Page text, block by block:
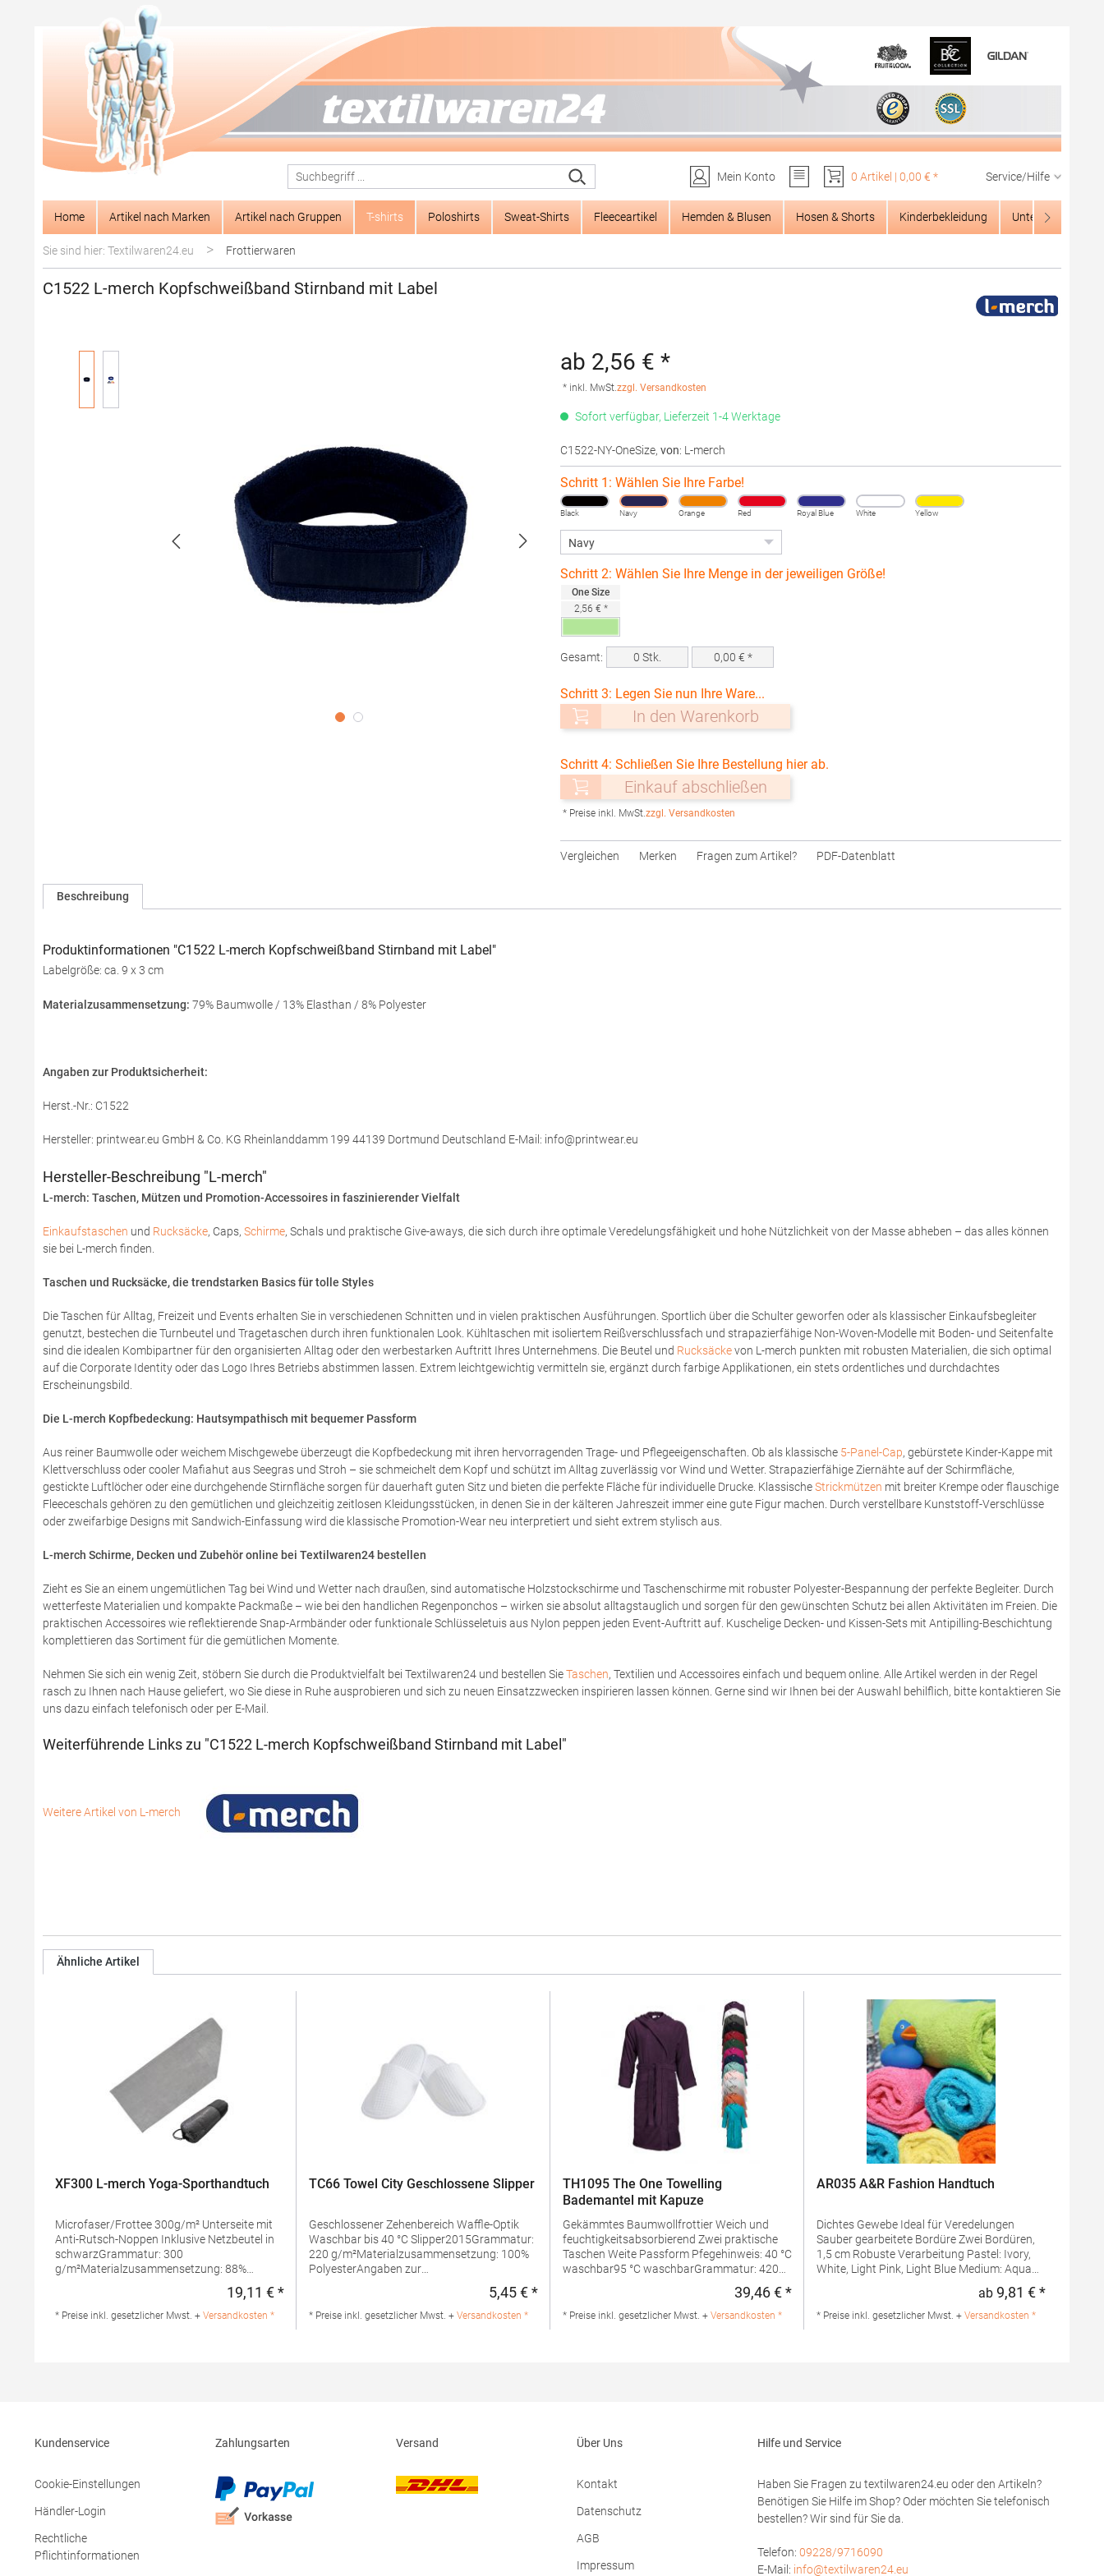
Zur Hauptnavigation springen
Mein Konto
0 Artikel | 0,00 € * Service/Hilfe
Home Artikel nach Marken Artikel nach Gruppen T-shirts Poloshirts Sweat-Shirts Fleeceartikel Hemden & Blusen Hosen & Shorts Kinderbekleidung Unterwäsche
Sie sind hier: Textilwaren24.eu > Frottierwaren
C1522 L-merch Kopfschweißband Stirnband mit Label
ab 2,56 € *
* inkl. MwSt.zzgl. Versandkosten
Sofort verfügbar, Lieferzeit 1-4 Werktage
C1522-NY-OneSize, von: L-merch
Schritt 1: Wählen Sie Ihre Farbe!
Black Navy Orange Red Royal Blue White Yellow
Schritt 2: Wählen Sie Ihre Menge in der jeweiligen Größe!
One Size
2,56 € *
Gesamt: 0 Stk. 0,00 € *
Schritt 3: Legen Sie nun Ihre Ware...
In den Warenkorb
Schritt 4: Schließen Sie Ihre Bestellung hier ab.
Einkauf abschließen
* Preise inkl. MwSt.zzgl. Versandkosten
Vergleichen Merken Fragen zum Artikel? PDF-Datenblatt
Beschreibung
Produktinformationen "C1522 L-merch Kopfschweißband Stirnband mit Label"
Labelgröße: ca. 9 x 3 cm
Materialzusammensetzung: 79% Baumwolle / 13% Elasthan / 8% Polyester
Angaben zur Produktsicherheit:
Herst.-Nr.: C1522
Hersteller: printwear.eu GmbH & Co. KG Rheinlanddamm 199 44139 Dortmund Deutschland E-Mail: info@printwear.eu
Hersteller-Beschreibung "L-merch"
L-merch: Taschen, Mützen und Promotion-Accessoires in faszinierender Vielfalt
Einkaufstaschen und Rucksäcke, Caps, Schirme, Schals und praktische Give-aways, die sich durch ihre optimale Veredelungsfähigkeit und hohe Nützlichkeit von der Masse abheben – das alles können
sie bei L-merch finden.
Taschen und Rucksäcke, die trendstarken Basics für tolle Styles
Die Taschen für Alltag, Freizeit und Events erhalten Sie in verschiedenen Schnitten und in vielen praktischen Ausführungen. Sportlich über die Schulter geworfen oder als klassischer Einkaufsbegleiter
genutzt, bestechen die Turnbeutel und Tragetaschen durch ihren funktionalen Look. Kühltaschen mit isoliertem Reißverschlussfach und strapazierfähige Non-Woven-Modelle mit Boden- und Seitenfalte
sind die idealen Kombipartner für den organisierten Alltag oder den werbestarken Auftritt Ihres Unternehmens. Die Beutel und Rucksäckevon L-merch punkten mit robusten Materialien, die sich optimal
auf die Corporate Identity oder das Logo Ihres Betriebs abstimmen lassen. Extrem leichtgewichtig vermitteln sie, ergänzt durch farbige Applikationen, ein stets ordentliches und durchdachtes
Erscheinungsbild.
Die L-merch Kopfbedeckung: Hautsympathisch mit bequemer Passform
Aus reiner Baumwolle oder weichem Mischgewebe überzeugt die Kopfbedeckung mit ihren hervorragenden Trage- und Pflegeeigenschaften. Ob als klassische 5-Panel-Cap, gebürstete Kinder-Kappe mit
Klettverschluss oder cooler Mafiahut aus Seegras und Stroh – sie schmeichelt dem Kopf und schützt im Alltag zuverlässig vor Wind und Wetter. Strapazierfähige Ziernähte auf der Schirmfläche,
gestickte Luftlöcher oder eine durchgehende Stirnfläche sorgen für dauerhaft guten Sitz und bieten die perfekte Fläche für individuelle Drucke. KlassischeStrickmützen mit breiter Krempe oder flauschige
Fleeceschals gehören zu den gemütlichen und gleichzeitig zeitlosen Kleidungsstücken, in denen Sie in der kälteren Jahreszeit immer eine gute Figur machen. Durch verstellbare Kunststoff-Verschlüsse
oder zweifarbige Designs mit Sandwich-Einfassung wird die klassische Promotion-Wear neu interpretiert und sieht extrem stylisch aus.
L-merch Schirme, Decken und Zubehör online bei Textilwaren24 bestellen
Zieht es Sie an einem ungemütlichen Tag bei Wind und Wetter nach draußen, sind automatische Holzstockschirme und Taschenschirme mit robuster Polyester-Bespannung der perfekte Begleiter. Durch
wetterfeste Materialien und kompakte Packmaße – wie bei den handlichen Regenponchos – wirken sie absolut alltagstauglich und sorgen für den gewünschten Schutz bei allen Aktivitäten im Freien. Die
praktischen Accessoires wie reflektierende Snap-Armbänder oder funktionale Schlüsseletuis aus Nylon peppen jeden Event-Auftritt auf. Kuschelige Decken- und Kissen-Sets mit Antipilling-Beschichtung
komplettieren das Sortiment für die gemütlichen Momente.
Nehmen Sie sich ein wenig Zeit, stöbern Sie durch die Produktvielfalt bei Textilwaren24 und bestellen SieTaschen, Textilien und Accessoires einfach und bequem online. Alle Artikel werden in der Regel
rasch zu Ihnen nach Hause geliefert, wo Sie diese in Ruhe ausprobieren und sich zu neuen Einsatzzwecken inspirieren lassen können. Gerne sind wir Ihnen bei der Auswahl behilflich, bitte kontaktieren Sie
uns dazu einfach telefonisch oder per E-Mail.
Weiterführende Links zu "C1522 L-merch Kopfschweißband Stirnband mit Label"
Weitere Artikel von L-merch
Ähnliche Artikel
XF300 L-merch Yoga-Sporthandtuch
Microfaser/Frottee 300g/m² Unterseite mit
Anti-Rutsch-Noppen Inklusive Netzbeutel in
schwarzGrammatur: 300
g/m²Materialzusammensetzung: 88%
XF300Hersteller: printwear.eu GmbH & Co.
Regulärer Preis:
19,11 € *
* Preise inkl. gesetzlicher Mwst. + Versandkosten *
TC66 Towel City Geschlossene Slipper
Geschlossener Zehenbereich Waffle-Optik
Waschbar bis 40 °C Slipper2015Grammatur:
220 g/m²Materialzusammensetzung: 100%
PolyesterAngaben zur
TC066Hersteller: Henbury BV Kingsfordweg
151 1043GR Amsterdam Niederlande E-Mail:
Regulärer Preis:
5,45 € *
* Preise inkl. gesetzlicher Mwst. + Versandkosten *
TH1095 The One Towelling
Bademantel mit Kapuze
Gekämmtes Baumwollfrottier Weich und
feuchtigkeitsabsorbierend Zwei praktische
Taschen Weite Passform Pfegehinweis: 40 °C
waschbar95 °C waschbarGrammatur: 420
Produktsicherheit: Herst.-Nr.: T1-BH
Regulärer Preis:
39,46 € *
* Preise inkl. gesetzlicher Mwst. + Versandkosten *
AR035 A&R Fashion Handtuch
Dichtes Gewebe Ideal für Veredelungen
Sauber gearbeitete Bordüre Zwei Bordüren,
1,5 cm Robuste Verarbeitung Pastel: Ivory,
White, Light Pink, Light Blue Medium: Aqua
French Navy, Aubergine, Graphite, Bright
Braillestraat 14 2652XV Berkel und Rodenrijs
Regulärer
ab 9,81 € *
* Preise inkl. gesetzlicher Mwst. + Versandkosten *
Kundenservice
Cookie-Einstellungen
Händler-Login
Rechtliche
Pflichtinformationen
Zahlungsarten Versand Über Uns
Kontakt
Datenschutz
AGB
Impressum
Hilfe und Service
Haben Sie Fragen zu textilwaren24.eu oder den Artikeln?
Benötigen Sie Hilfe im Shop? Oder möchten Sie telefonisch
bestellen? Wir sind für Sie da.
Telefon: 09228/9716090
E-Mail: info@textilwaren24.eu